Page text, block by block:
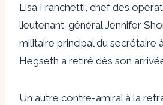
Lisa Franchetti, chef des
lieutenant-général Jennifer
militaire principal du secrétaire
Hegseth a retiré dès son
Un autre contre-amiral à la